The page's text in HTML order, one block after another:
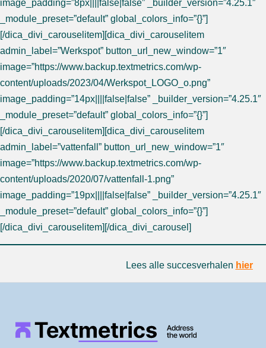
image_padding=”8px||||false|false” _builder_version=”4.25.1″
_module_preset=”default” global_colors_info=”{}”]
[/dica_divi_carouselitem][dica_divi_carouselitem
admin_label=”Werkspot” button_url_new_window=”1″
image=”https://www.backup.textmetrics.com/wp-
content/uploads/2023/04/Werkspot_LOGO_o.png”
image_padding=”14px||||false|false” _builder_version=”4.25.1″
_module_preset=”default” global_colors_info=”{}”]
[/dica_divi_carouselitem][dica_divi_carouselitem
admin_label=”vattenfall” button_url_new_window=”1″
image=”https://www.backup.textmetrics.com/wp-
content/uploads/2020/07/vattenfall-1.png”
image_padding=”19px||||false|false” _builder_version=”4.25.1″
_module_preset=”default” global_colors_info=”{}”]
[/dica_divi_carouselitem][/dica_divi_carousel]
Lees alle succesverhalen hier